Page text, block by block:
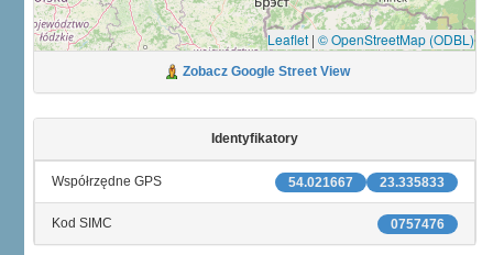
Leaflet | © OpenStreetMap (ODBL)
Zobacz Google Street View
Identyfikatory
23.335833
54.021667
Współrzędne GPS
0757476
Kod SIMC